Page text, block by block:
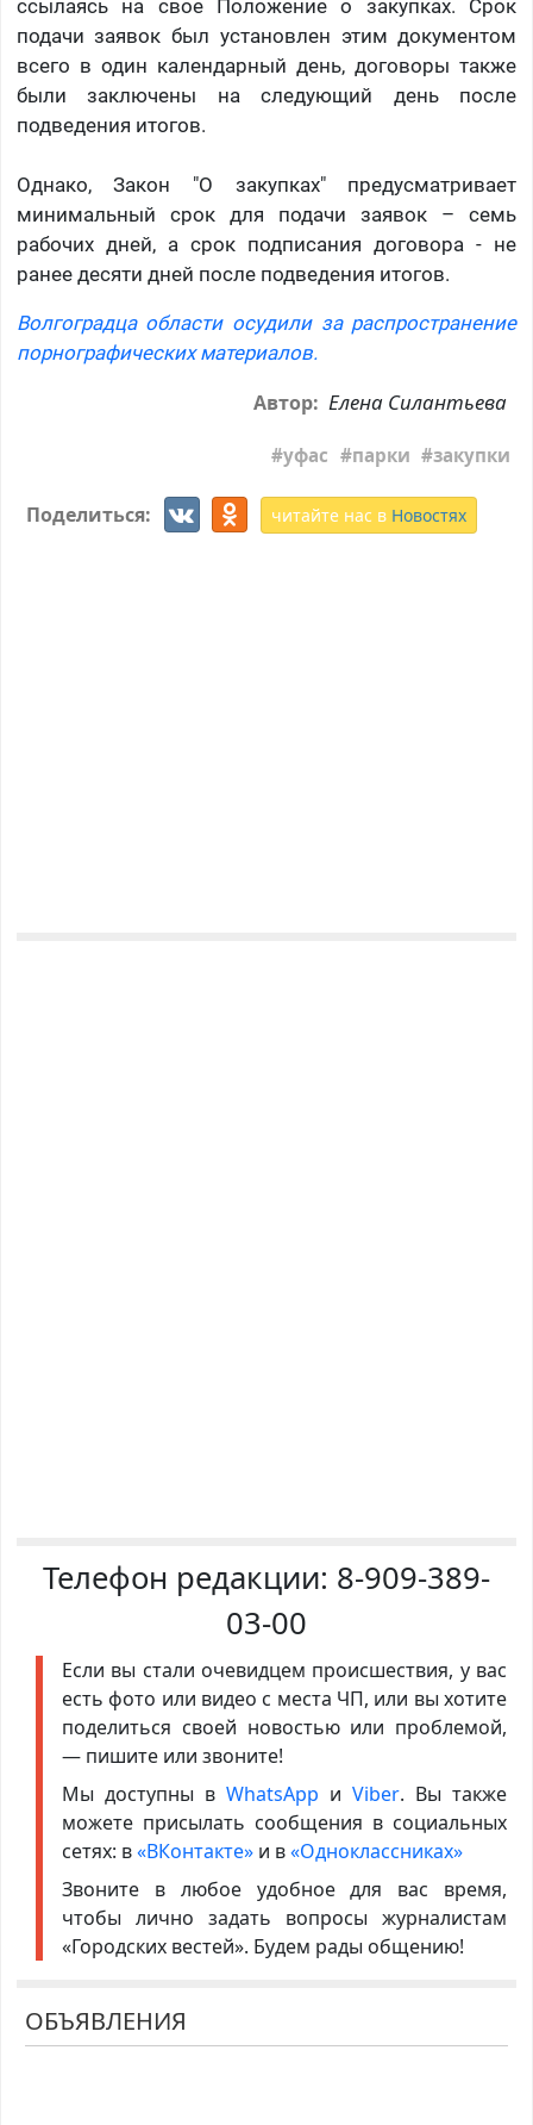
ссылаясь на свое Положение о закупках. Срок
подачи заявок был установлен этим документом
всего в один календарный день, договоры также
были заключены на следующий день после
подведения итогов.
Однако, Закон "О закупках" предусматривает
минимальный срок для подачи заявок – семь
рабочих дней, а срок подписания договора - не
ранее десяти дней после подведения итогов.
Волгоградца области осудили за распространение
порнографических материалов.
Автор: Елена Силантьева
уфас парки закупки
Поделиться: читайте нас в Новостях
Телефон редакции: 8-909-389-
03-00
Если вы стали очевидцем происшествия, у вас
есть фото или видео с места ЧП, или вы хотите
поделиться своей новостью или проблемой,
— пишите или звоните!
Мы доступны в WhatsApp иViber. Вы также
можете присылать сообщения в социальных
сетях: в«ВКонтакте»и в«Одноклассниках»
Звоните в любое удобное для вас время,
чтобы лично задать вопросы журналистам
«Городских вестей». Будем рады общению!
ОБЪЯВЛЕНИЯ